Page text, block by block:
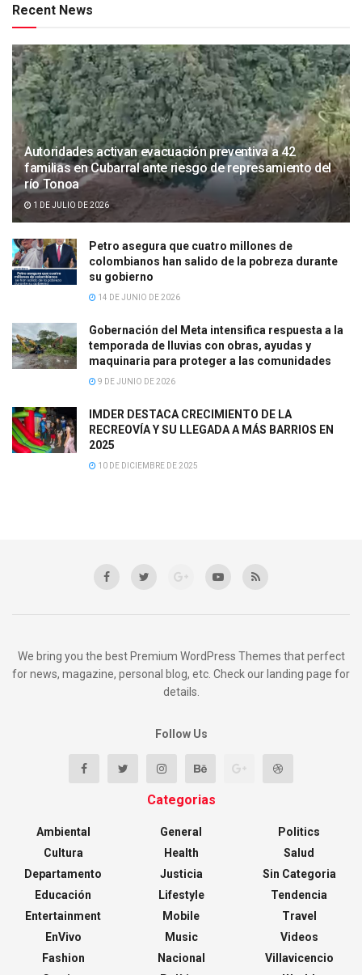
Recent News
Autoridades activan evacuación preventiva a 42
familias en Cubarral ante riesgo de represamiento del
río Tonoa
1 DE JULIO DE 2026
Petro asegura que cuatro millones de
colombianos han salido de la pobreza durante
su gobierno
14 DE JUNIO DE 2026
Gobernación del Meta intensifica respuesta a la
temporada de lluvias con obras, ayudas y
maquinaria para proteger a las comunidades
9 DE JUNIO DE 2026
IMDER DESTACA CRECIMIENTO DE LA
RECREOVÍA Y SU LLEGADA A MÁS BARRIOS EN
2025
10 DE DICIEMBRE DE 2025
We bring you the best Premium WordPress Themes that perfect
for news, magazine, personal blog, etc. Check our landing page for
details.
Follow Us
Categorias
Ambiental
Cultura
Departamento
Educación
Entertainment
EnVivo
Fashion
General
Health
Justicia
Lifestyle
Mobile
Music
Nacional
Politics
Salud
Sin Categoria
Tendencia
Travel
Videos
Villavicencio